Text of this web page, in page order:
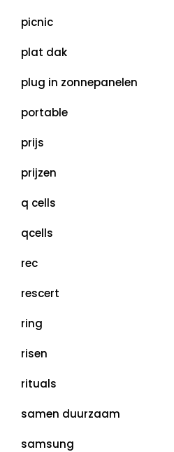
picnic
plat dak
plug in zonnepanelen
portable
prijs
prijzen
q cells
qcells
rec
rescert
ring
risen
rituals
samen duurzaam
samsung